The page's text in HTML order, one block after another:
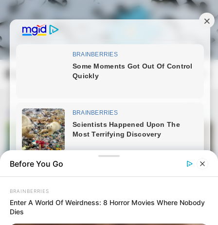
Skip
to
content
Magyarmozaik.com
Before You Go
BRAINBERRIES
Enter A World Of Weirdness: 8 Horror Movies Where Nobody
Dies